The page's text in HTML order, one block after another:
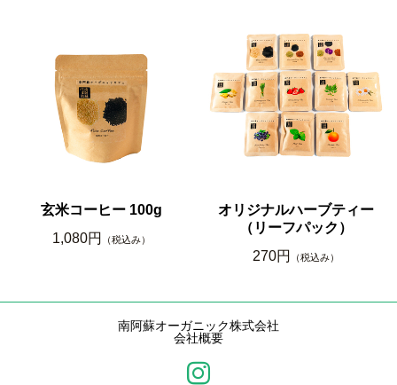
玄米コーヒー 100g
1,080円
（税込み）
オリジナルハーブティー
（リーフパック）
270円
（税込み）
南阿蘇オーガニック株式会社
会社概要